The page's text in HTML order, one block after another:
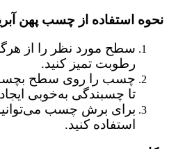
نحوه استفاده از چسب پهن
سطح مورد نظر را از
رطوبت تمیز کنید.
چسب را روی سطح
تا چسبندگی به‌خوبی
برای برش چسب
استفاده کنید.